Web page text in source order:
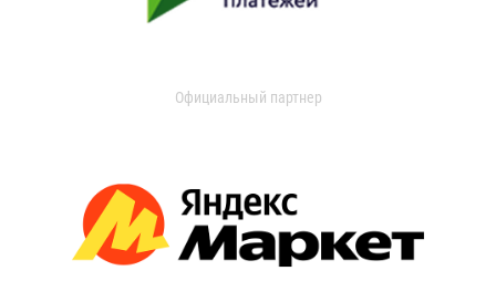
Официальный партнер